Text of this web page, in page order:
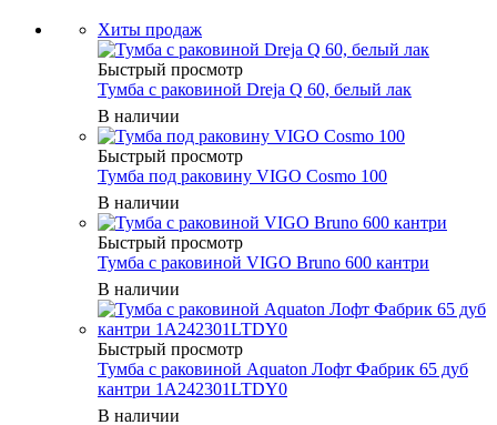
Хиты продаж
Быстрый просмотр
Тумба с раковиной Dreja Q 60, белый лак
В наличии
Быстрый просмотр
Тумба под раковину VIGO Cosmo 100
В наличии
Быстрый просмотр
Тумба с раковиной VIGO Bruno 600 кантри
В наличии
Быстрый просмотр
Тумба с раковиной Aquaton Лофт Фабрик 65 дуб
кантри 1A242301LTDY0
В наличии